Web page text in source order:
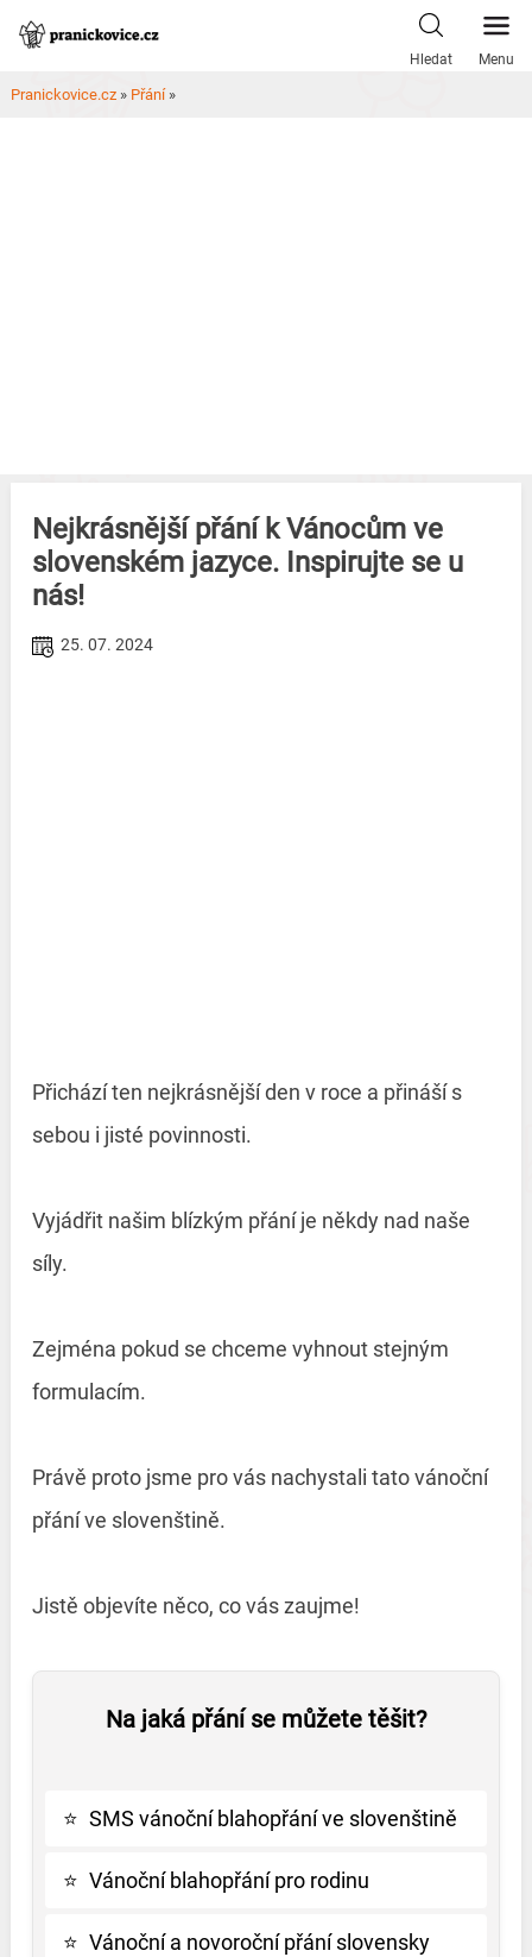
Skip
Hledat Menu
Pranickovice.cz » Přání»
Nejkrásnější přání k Vánocům ve
slovenském jazyce. Inspirujte se u
nás!
25. 07. 2024
Přichází ten nejkrásnější den v roce a přináší s
sebou i jisté povinnosti.
Vyjádřit našim blízkým přání je někdy nad naše
síly.
Zejména pokud se chceme vyhnout stejným
formulacím.
Právě proto jsme pro vás nachystali tato vánoční
přání ve slovenštině.
Jistě objevíte něco, co vás zaujme!
Na jaká přání se můžete těšit?
⭐ SMS vánoční blahopřání ve slovenštině
⭐ Vánoční blahopřání pro rodinu
⭐ Vánoční a novoroční přání slovensky